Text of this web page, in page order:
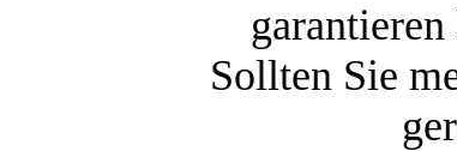
Sollten Sie